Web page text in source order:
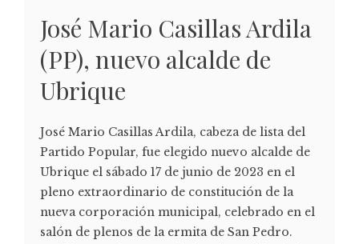
José Mario Casillas Ardila
(PP), nuevo alcalde de
Ubrique
José Mario Casillas Ardila, cabeza de lista del
Partido Popular, fue elegido nuevo alcalde de
Ubrique el sábado 17 de junio de 2023 en el
pleno extraordinario de constitución de la
nueva corporación municipal, celebrado en el
salón de plenos de la ermita de San Pedro.